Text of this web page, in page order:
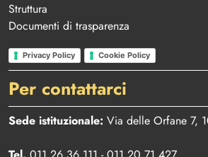
Struttura
Documenti di trasparenza
Privacy Policy Cookie Policy
Per contattarci
Sede istituzionale: Via delle Orfane 7,